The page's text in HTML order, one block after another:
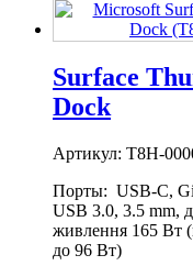
Surface
Dock
Артикул: T8H-
Порты: USB-C,
USB 3.0, 3.5 mm,
живлення 165 Вт
до 96 Вт)